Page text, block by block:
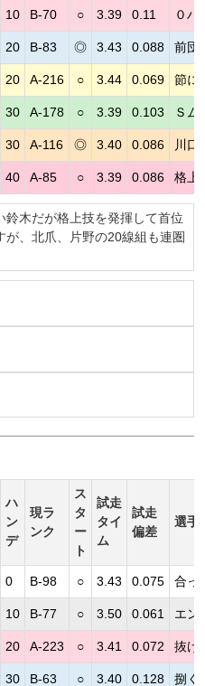
10 B-70 ○ 3.39 0.11 ０ハ
20 B-83 ◎ 3.43 0.088 前団
20 A-216 ○ 3.44 0.069 節に
30 A-178 ○ 3.39 0.103 Ｓム
30 A-116 ◎ 3.40 0.086 川口
40 A-85 ○ 3.39 0.086 格上
鈴木だが格上技を発揮して首位
、北爪、片野の20線組も連圏
ハ
ン
デ
現ラ
ンク
ス
タ
ー
ト
試走
タイ
ム
試走
偏差
選手
0 B-98 ○ 3.43 0.075 合っ
10 B-77 ○ 3.50 0.061 エン
20 A-223 ○ 3.41 0.072 抜け
30 B-63 ○ 3.40 0.128 捌く